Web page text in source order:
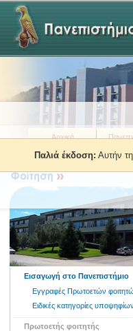
Παλιά έκδοση: Αυτήν
Αρχική
Εισαγωγή στο Πανεπιστήμιο
Εγγραφές Πρωτοετών
Ειδικές κατηγορίες υποψηφίων
Πρωτοετής φοιτητής